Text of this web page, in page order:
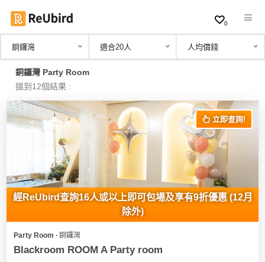
繁
中
EN
註
冊
服
務
0
銅鑼灣 適合20人 人均價錢
銅鑼灣 Party Room
搵到12個結果 :
立即查詢!
經ReUbird查詢16人或以上即可包場及享有9折優惠 (12月
除外)
Party Room ∙ 銅鑼灣
Blackroom ROOM A Party room